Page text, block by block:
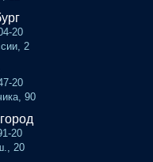
20
2
20
90
20
20